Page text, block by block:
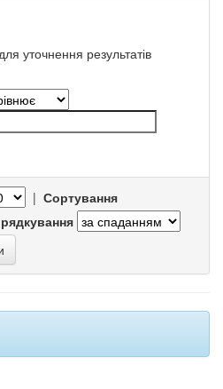
уточнення результатів
| Сортування